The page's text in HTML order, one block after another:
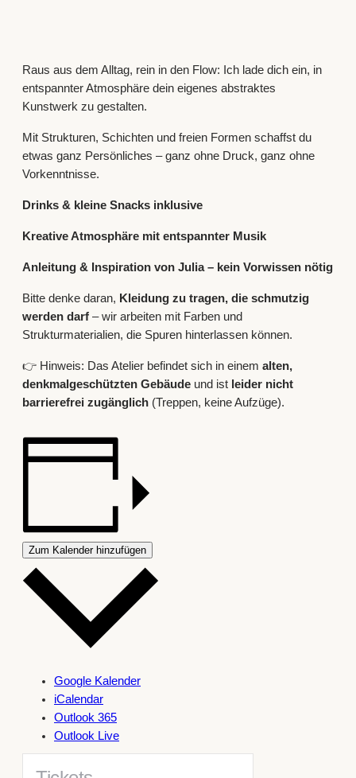
Raus aus dem Alltag, rein in den Flow: Ich lade dich ein, in
entspannter Atmosphäre dein eigenes abstraktes
Kunstwerk zu gestalten.
Mit Strukturen, Schichten und freien Formen schaffst du
etwas ganz Persönliches – ganz ohne Druck, ganz ohne
Vorkenntnisse.
Drinks & kleine Snacks inklusive
Kreative Atmosphäre mit entspannter Musik
Anleitung & Inspiration von Julia – kein Vorwissen nötig
Bitte denke daran, Kleidung zu tragen, die schmutzig
werden darf – wir arbeiten mit Farben und
Strukturmaterialien, die Spuren hinterlassen können.
👉 Hinweis: Das Atelier befindet sich in einem alten,
denkmalgeschützten Gebäude und ist leider nicht
barrierefrei zugänglich (Treppen, keine Aufzüge).
Zum Kalender hinzufügen
Google Kalender
iCalendar
Outlook 365
Outlook Live